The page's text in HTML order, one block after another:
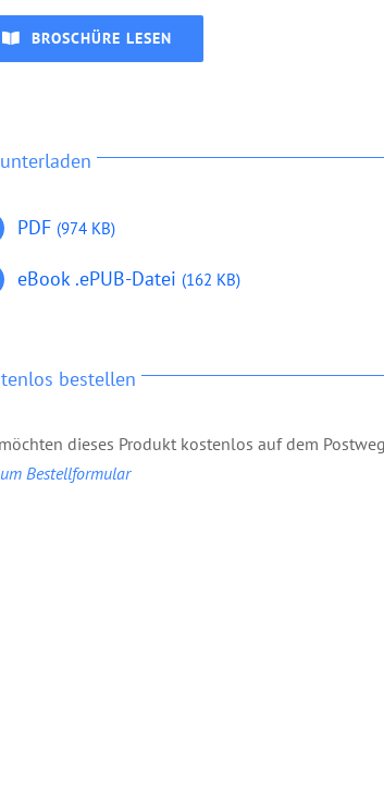
BROSCHÜRE LESEN
PDF (974 KB)
eBook .ePUB-Datei (162 KB)
bestellen
dieses Produkt kostenlos auf dem
Bestellformular